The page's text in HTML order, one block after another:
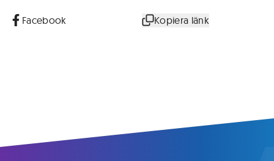
Facebook Kopiera länk